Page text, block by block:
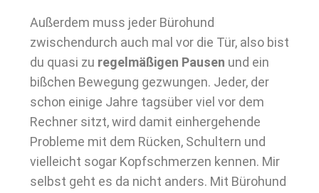
Außerdem muss jeder Bürohund
zwischendurch auch mal vor die Tür, also bist
du quasi zu regelmäßigen Pausen und ein
bißchen Bewegung gezwungen. Jeder, der
schon einige Jahre tagsüber viel vor dem
Rechner sitzt, wird damit einhergehende
Probleme mit dem Rücken, Schultern und
vielleicht sogar Kopfschmerzen kennen. Mir
selbst geht es da nicht anders. Mit Bürohund